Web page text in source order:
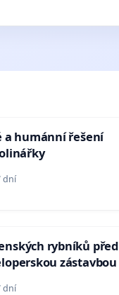
a humánní řešení
dní
rybníků před
zástavbou
dní